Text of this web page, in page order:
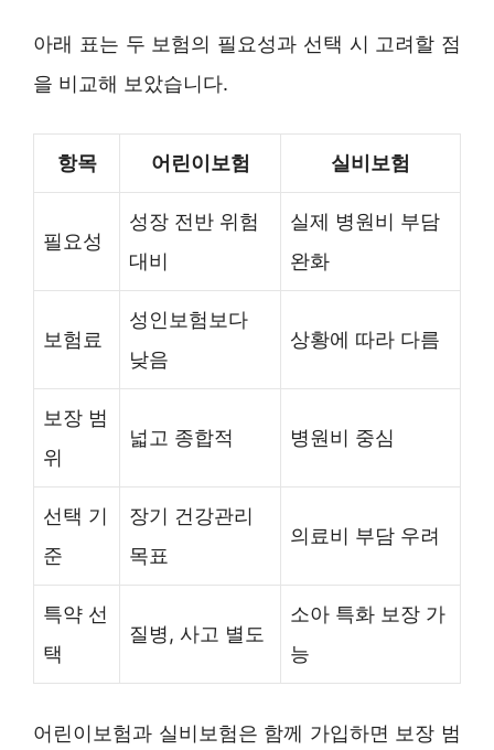
아래 표는 두 보험의 필요성과 선택 시 고려할 점
을 비교해 보았습니다.
항목 어린이보험 실비보험
필요성
성장 전반 위험
대비
실제 병원비 부담
완화
보험료
성인보험보다
낮음
상황에 따라 다름
보장 범
위
넓고 종합적 병원비 중심
선택 기
준
장기 건강관리
목표
의료비 부담 우려
특약 선
택
질병, 사고 별도
소아 특화 보장 가
능
어린이보험과 실비보험은 함께 가입하면 보장 범